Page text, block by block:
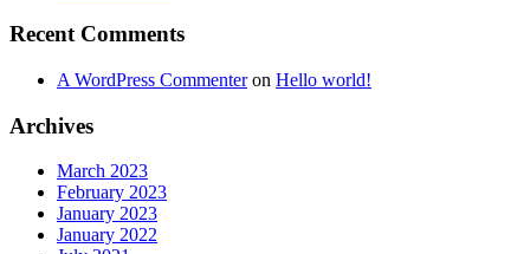
Recent Comments
A WordPress Commenteron Hello world!
Archives
March 2023
February 2023
January 2023
January 2022